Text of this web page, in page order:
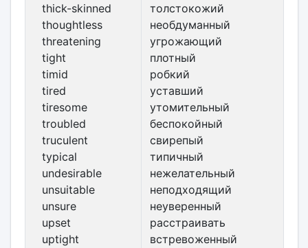
thick-skinned
thoughtless
threatening
tight
timid
tired
tiresome
troubled
truculent
typical
undesirable
unsuitable
unsure
upset
uptight
толстокожий
необдуманный
угрожающий
плотный
робкий
уставший
утомительный
беспокойный
свирепый
типичный
нежелательный
неподходящий
неуверенный
расстраивать
встревоженный